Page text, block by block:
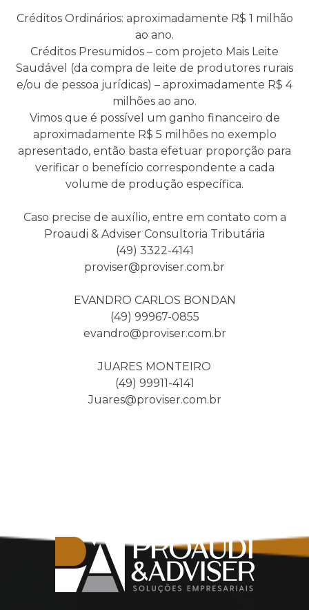
Créditos Ordinários: aproximadamente R$ 1 milhão
ao ano.
Créditos Presumidos – com projeto Mais Leite
Saudável (da compra de leite de produtores rurais
e/ou de pessoa jurídicas) – aproximadamente R$ 4
milhões ao ano.
Vimos que é possível um ganho financeiro de
aproximadamente R$ 5 milhões no exemplo
apresentado, então basta efetuar proporção para
verificar o benefício correspondente a cada
volume de produção específica.
Caso precise de auxílio, entre em contato com a
Proaudi & Adviser Consultoria Tributária
(49) 3322-4141
proviser@proviser.com.br
EVANDRO CARLOS BONDAN
(49) 99967-0855
evandro@proviser.com.br
JUARES MONTEIRO
(49) 99911-4141
Juares@proviser.com.br